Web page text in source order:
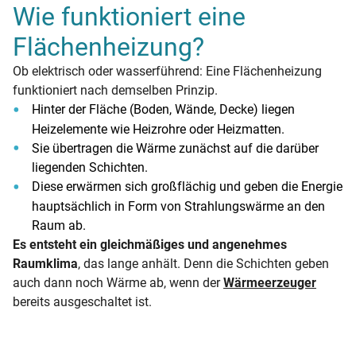
Wie funktioniert eine
Flächenheizung?
Ob elektrisch oder wasserführend: Eine Flächenheizung
funktioniert nach demselben Prinzip.
Hinter der Fläche (Boden, Wände, Decke) liegen
Heizelemente wie Heizrohre oder Heizmatten.
Sie übertragen die Wärme zunächst auf die darüber
liegenden Schichten.
Diese erwärmen sich großflächig und geben die Energie
hauptsächlich in Form von Strahlungswärme an den
Raum ab.
Es entsteht ein gleichmäßiges und angenehmes
Raumklima, das lange anhält. Denn die Schichten geben
auch dann noch Wärme ab, wenn derWärmeerzeuger
bereits ausgeschaltet ist.